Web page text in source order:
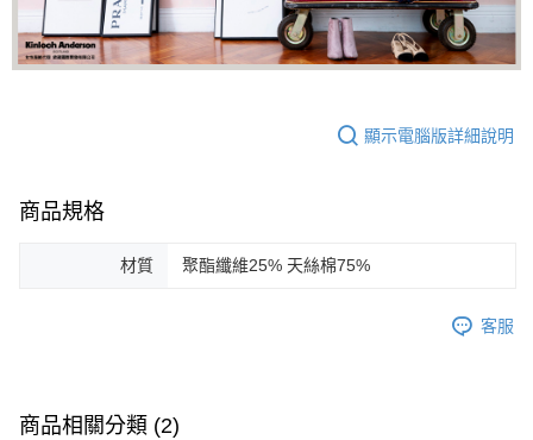
顯示電腦版詳細說明
商品規格
材質 聚酯纖維25% 天絲棉75%
客服
商品相關分類 (2)